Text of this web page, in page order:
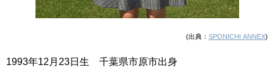
(出典： SPONICHI ANNEX)
1993年12月23日生 千葉県市原市出身